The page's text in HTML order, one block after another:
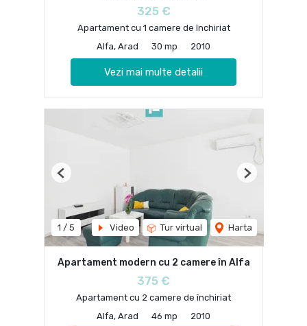
325 €
Apartament cu 1 camere de închiriat
Alfa, Arad
30 mp 2010
Vezi mai multe detalii
1 / 5 Video Tur virtual Harta
Previous Next
Apartament modern cu 2 camere în Alfa
375 €
Apartament cu 2 camere de închiriat
Alfa, Arad
46 mp 2010